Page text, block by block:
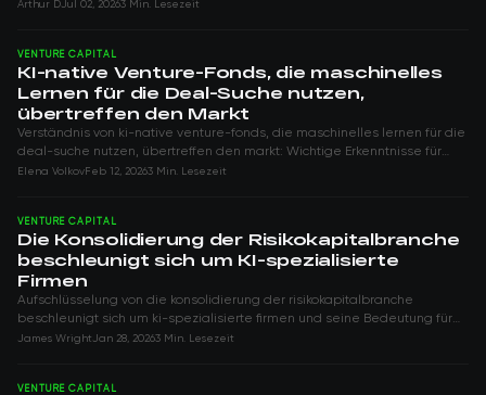
Arthur D Jul 02, 20263 Min. Lesezeit
VENTURE CAPITAL
KI-native Venture-Fonds, die maschinelles
Lernen für die Deal-Suche nutzen,
übertreffen den Markt
Verständnis von ki-native venture-fonds, die maschinelles lernen für die
deal-suche nutzen, übertreffen den markt: Wichtige Erkenntnisse für
Investoren in de...
Elena VolkovFeb 12, 20263 Min. Lesezeit
VENTURE CAPITAL
Die Konsolidierung der Risikokapitalbranche
beschleunigt sich um KI-spezialisierte
Firmen
Aufschlüsselung von die konsolidierung der risikokapitalbranche
beschleunigt sich um ki-spezialisierte firmen und seine Bedeutung für
die Portfoliostrategie ...
James Wright Jan 28, 20263 Min. Lesezeit
VENTURE CAPITAL